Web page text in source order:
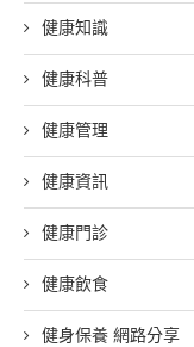
健康知識
健康科普
健康管理
健康資訊
健康門診
健康飲食
健身保養 網路分享